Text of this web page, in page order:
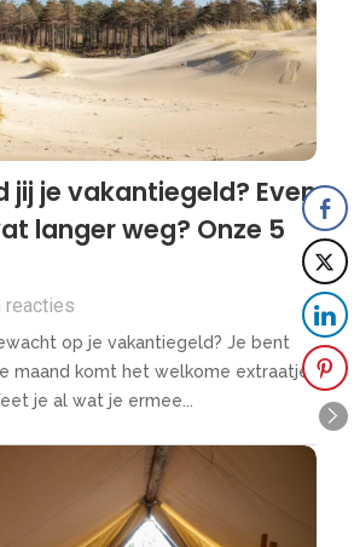
jij je vakantiegeld? Even
langer weg? Onze 5
reacties
op je vakantiegeld? Je bent
maand komt het welkome extraatje
je al wat je ermee...